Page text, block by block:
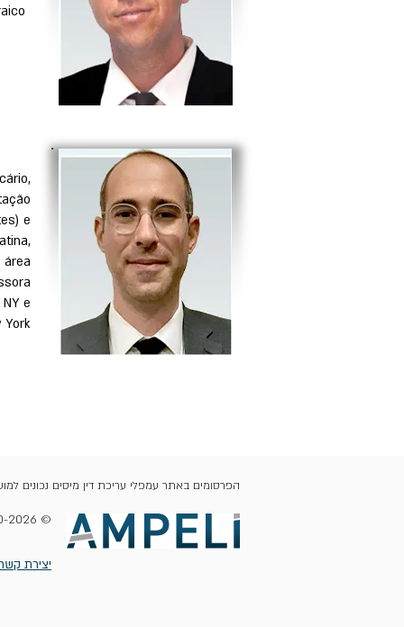
e
e
York
הפרסומים באתר עמפלי עריכת דין מיסים נכונים
© 2010-2026 עמפלי משרד עריכת דין מיסים
יצירת